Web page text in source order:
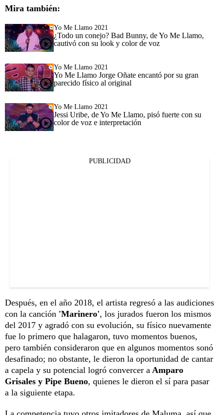
Mira también:
Yo Me Llamo 2021
¿Todo un conejo? Bad Bunny, de Yo Me Llamo,
cautivó con su look y color de voz
Yo Me Llamo 2021
Yo Me Llamo Jorge Oñate encantó por su gran
parecido físico al original
Yo Me Llamo 2021
Jessi Uribe, de Yo Me Llamo, pisó fuerte con su
color de voz e interpretación
PUBLICIDAD
Después, en el año 2018, el artista regresó a las audiciones
con la canción 'Marinero', los jurados fueron los mismos
del 2017 y agradó con su evolución, su físico nuevamente
fue lo primero que halagaron, tuvo momentos buenos,
pero también consideraron que en algunos momentos sonó
desafinado; no obstante, le dieron la oportunidad de cantar
a capela y su potencial logró convercer a Amparo
Grisales y Pipe Bueno, quienes le dieron el sí para pasar
a la siguiente etapa.